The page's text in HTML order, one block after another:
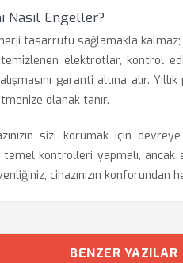
Nasıl Engeller?
tasarrufu sağlamakla
temizlenen elektrotlar, kontrol
garanti altına alır.
olanak tanır.
sizi korumak için
temel kontrolleri yapmalı,
cihazınızın
BENZER YAZILAR